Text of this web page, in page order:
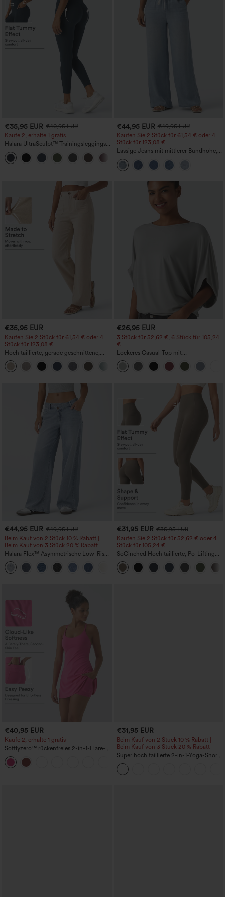
€35,95 EUR €40,95 EUR
Kaufe 2, erhalte 1 gratis
Halara UltraSculpt™ Trainingsleggings
mit hohem Bund – raffende Push-up-
Po-Form, Bauchkontrolle, Taschen und
formende Passform
€44,95 EUR €49,95 EUR
Kaufen Sie 2 Stück für 61,54 € oder 4
Stück für 123,08 €.
Lässige Jeans mit mittlerer Bundhöhe,
Kordelzug und Taschen
€35,95 EUR
Kaufen Sie 2 Stück für 61,54 € oder 4
Stück für 123,08 €.
Hoch taillierte, gerade geschnittene,
legere Leinen-Optik-Hose mit Taschen
+5
€26,95 EUR
3 Stück für 52,62 €, 6 Stück für 105,24
€
Lockeres Casual-Top mit
Rundhalsausschnitt und
Fledermausärmeln
€44,95 EUR €49,95 EUR
Beim Kauf von 2 Stück 10 % Rabatt |
Beim Kauf von 3 Stück 20 % Rabatt
Halara Flex™ Asymmetrische Low-Rise-
Jeans mit Reißverschlusstaschen,
Baggy-Stil, weitem Bein, gewaschen,
lässig
+5
€31,95 EUR €35,95 EUR
Kaufen Sie 2 Stück für 52,62 € oder 4
Stück für 105,24 €.
SoCinched Hoch taillierte, Po-Lifting
7/8-Trainingsleggings mit
Bauchkontrolle und Seitentaschen
€40,95 EUR
Kaufe 2, erhalte 1 gratis
Softlyzero™ rückenfreies 2-in-1-Flare-
Trainingskleid – Wannabe – Easy Peezy
€31,95 EUR
Beim Kauf von 2 Stück 10 % Rabatt |
Beim Kauf von 3 Stück 20 % Rabatt
Super hoch taillierte 2-in-1-Yoga-Shorts
mit Gesäßtasche und Seitentasche-
längere Länge